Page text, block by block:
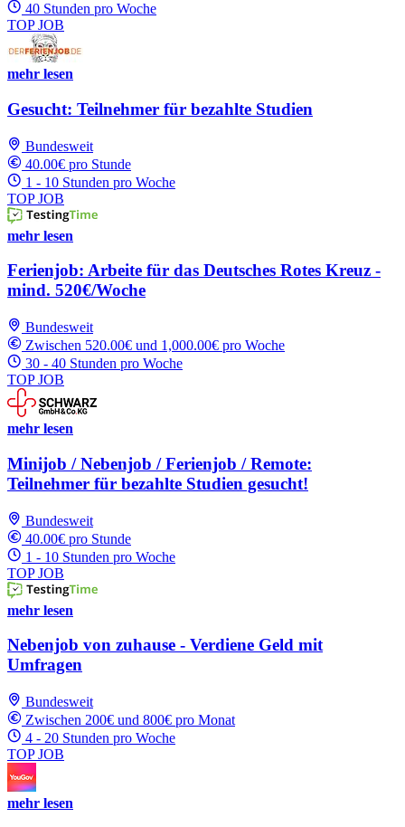
40 Stunden pro Woche
TOP JOB
mehr lesen
Gesucht: Teilnehmer für bezahlte Studien
Bundesweit
40.00€ pro Stunde
1 - 10 Stunden pro Woche
TOP JOB
mehr lesen
Ferienjob: Arbeite für das Deutsches Rotes Kreuz -
mind. 520€/Woche
Bundesweit
Zwischen 520.00€ und 1,000.00€ pro Woche
30 - 40 Stunden pro Woche
TOP JOB
mehr lesen
Minijob / Nebenjob / Ferienjob / Remote:
Teilnehmer für bezahlte Studien gesucht!
Bundesweit
40.00€ pro Stunde
1 - 10 Stunden pro Woche
TOP JOB
mehr lesen
Nebenjob von zuhause - Verdiene Geld mit
Umfragen
Bundesweit
Zwischen 200€ und 800€ pro Monat
4 - 20 Stunden pro Woche
TOP JOB
mehr lesen